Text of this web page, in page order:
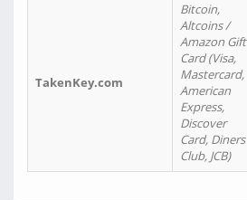
TakenKey.com
Bitcoin,
Altcoins /
Amazon Gift
Card (Visa,
Mastercard,
American
Express,
Discover
Card, Diners
Club, JCB)